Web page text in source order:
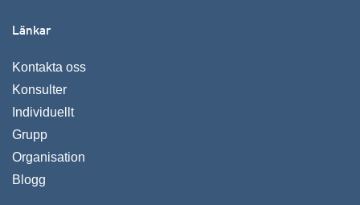
Länkar
Kontakta oss
Konsulter
Individuellt
Grupp
Organisation
Blogg